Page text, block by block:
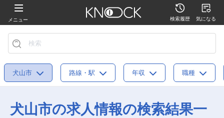
メニュー 検索履歴 気になる
犬山市 路線・駅 年収 職種
犬山市の求人情報の検索結果一